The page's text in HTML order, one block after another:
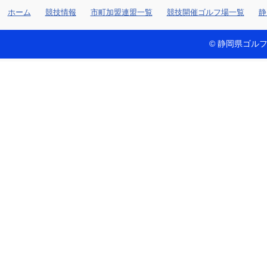
ホーム 競技情報 市町加盟連盟一覧 競技開催ゴルフ場一覧
© 静岡県ゴル